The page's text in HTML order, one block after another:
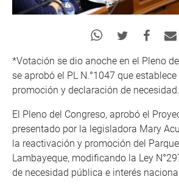
*Votación se dio anoche en el Pleno
se aprobó el PL N.°1047 que
promoción y declaración de necesidad.
El Pleno del Congreso, aprobó el
presentado por la legisladora Mary
la reactivación y promoción del
Lambayeque, modificando la Ley
de necesidad pública e interés